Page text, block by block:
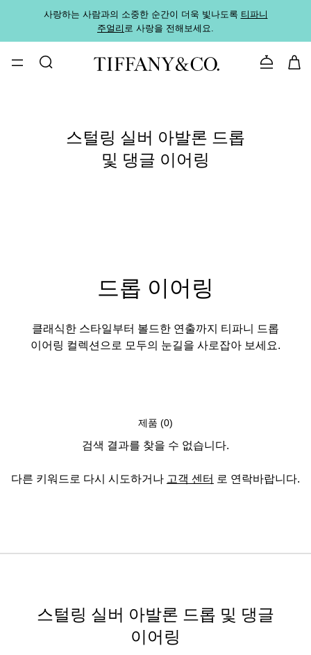
사랑하는 사람과의 소중한 순간이 더욱 빛나도록 티파니
주얼리로 사랑을 전해보세요.
문의하기
스털링 실버 아발론 드롭
및 댕글 이어링
드롭 이어링
클래식한 스타일부터 볼드한 연출까지 티파니 드롭
이어링 컬렉션으로 모두의 눈길을 사로잡아 보세요.
제품 (0)
검색 결과를 찾을 수 없습니다.
다른 키워드로 다시 시도하거나 고객 센터 로 연락바랍니다.
스털링 실버 아발론 드롭 및 댕글
이어링